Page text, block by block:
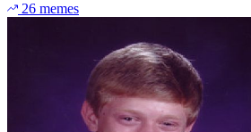
26 memes